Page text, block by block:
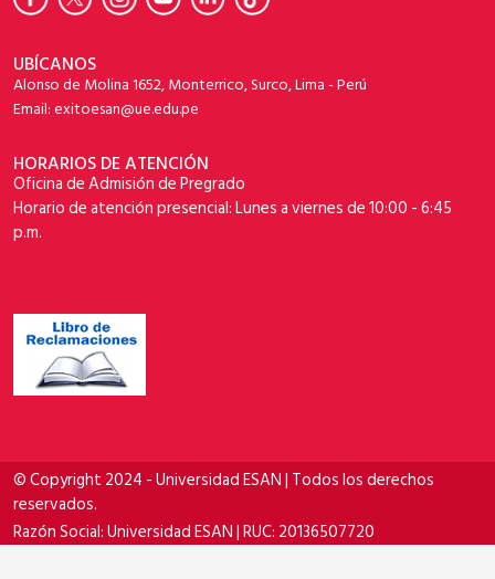
UBÍCANOS
Alonso de Molina 1652, Monterrico, Surco, Lima - Perú
Email: exitoesan@ue.edu.pe
HORARIOS DE ATENCIÓN
Oficina de Admisión de Pregrado
Horario de atención presencial: Lunes a viernes de 10:00 - 6:45
p.m.
© Copyright 2024 - Universidad ESAN | Todos los derechos
reservados.
Razón Social: Universidad ESAN | RUC: 20136507720